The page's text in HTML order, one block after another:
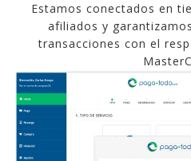
Estamos conectados en
afiliados y
transacciones con el